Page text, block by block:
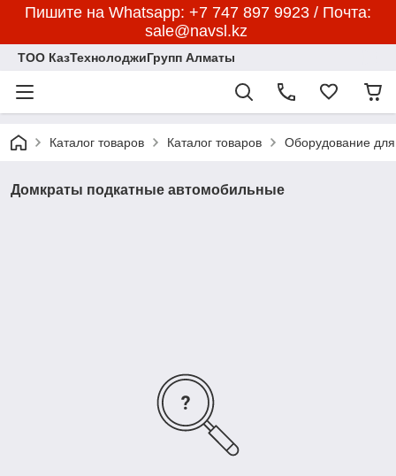
Пишите на Whatsapp: +7 747 897 9923 / Почта:
sale@navsl.kz
ТОО КазТехнолоджиГрупп Алматы
Каталог товаров Каталог товаров Оборудование для
Домкраты подкатные автомобильные